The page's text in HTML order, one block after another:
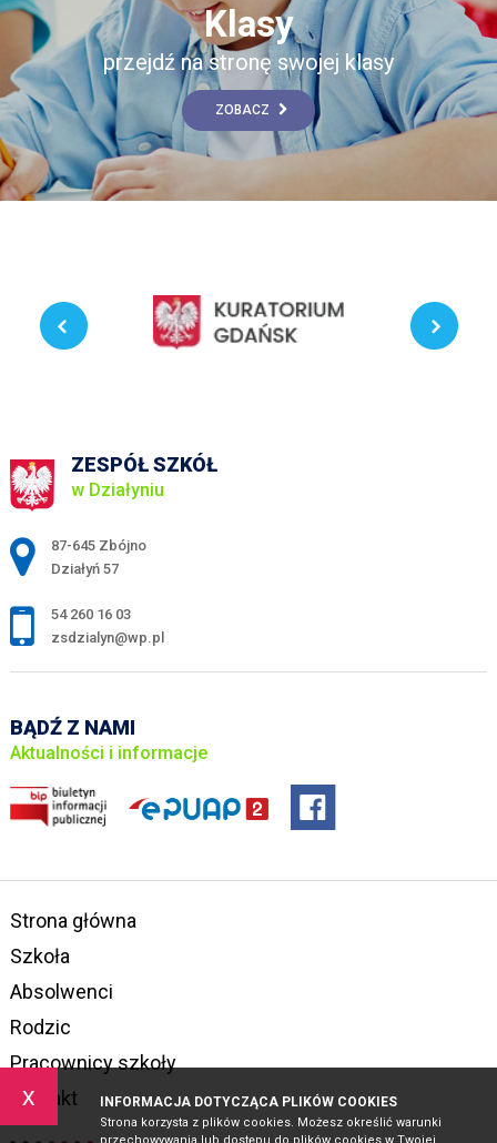
x INFORMACJA DOTYCZĄCA PLIKÓW COOKIES
Strona korzysta z plików cookies. Możesz określić warunki
Klasy
przejdź na stronę swojej klasy
ZOBACZ
ZESPÓŁ SZKÓŁ
w Działyniu
Adres pocztowy:
87-645 Zbójno
Działyń 57
54 260 16 03
zsdzialyn@wp.pl
BĄDŹ Z NAMI
Aktualności i informacje
Strona główna
Szkoła
Absolwenci
Rodzic
Pracownicy szkoły
Kontakt